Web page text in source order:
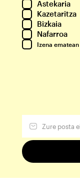
Astekaria
Kazetaritza
Bizkaia
Nafarroa
Izena ematean